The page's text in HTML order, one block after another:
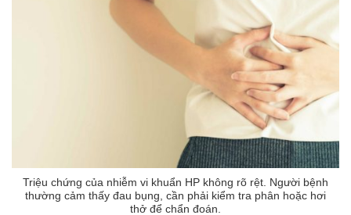
Triệu chứng của nhiễm vi khuẩn HP không rõ rệt. Người bệnh
thường cảm thấy đau bụng, cần phải kiểm tra phân hoặc hơi
thở để chẩn đoán.